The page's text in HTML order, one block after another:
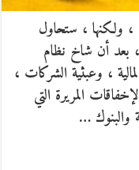
، ولكنها ، ستحاول
بعد أن شاخ نظام
، وعبثية الشركات ،
المريرة التي
والبنوك …